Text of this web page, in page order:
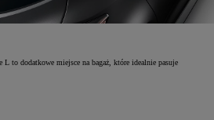
to dodatkowe miejsce na bagaż, które idealnie pasuje